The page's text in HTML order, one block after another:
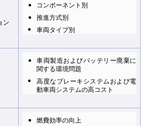
ン
コンポーネント別
推進方式別
車両タイプ別
車両製造およびバッテリー廃棄に
関する環境問題
高度なブレーキシステムおよび電
動車両システムの高コスト
燃費効率の向上